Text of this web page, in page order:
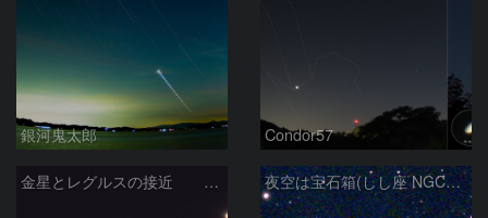
銀河鬼太郎 Condor57
金星とレグルスの接近 260709 夜空は宝石箱(しし座 NGC2903) Seestar50